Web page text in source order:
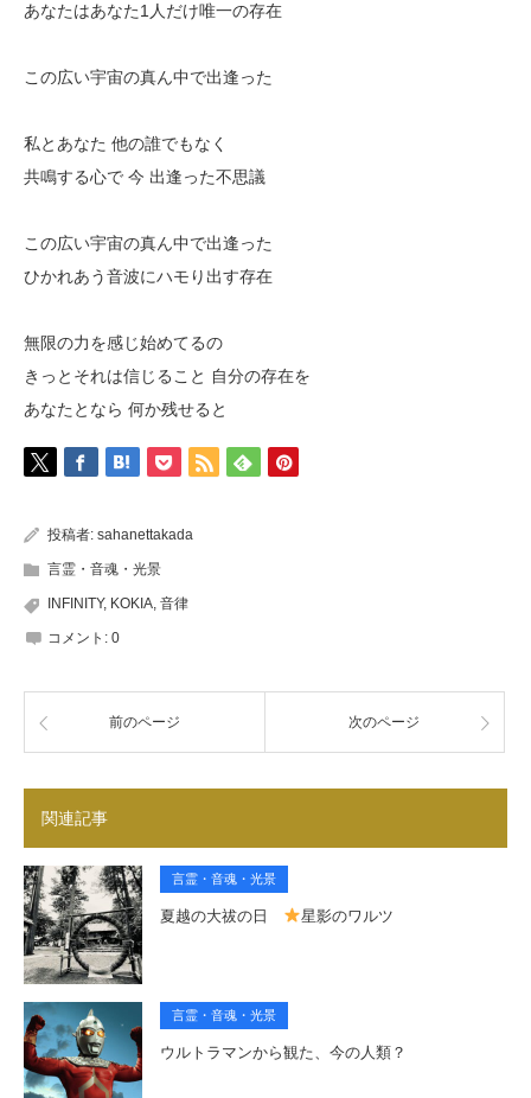
あなたはあなた1人だけ唯一の存在
この広い宇宙の真ん中で出逢った
私とあなた 他の誰でもなく
共鳴する心で 今 出逢った不思議
この広い宇宙の真ん中で出逢った
ひかれあう音波にハモり出す存在
無限の力を感じ始めてるの
きっとそれは信じること 自分の存在を
あなたとなら 何か残せると
投稿者: sahanettakada
言霊・音魂・光景
INFINITY, KOKIA, 音律
コメント: 0
前のページ 次のページ
関連記事
言霊・音魂・光景
夏越の大祓の日 星影のワルツ
言霊・音魂・光景
ウルトラマンから観た、今の人類？